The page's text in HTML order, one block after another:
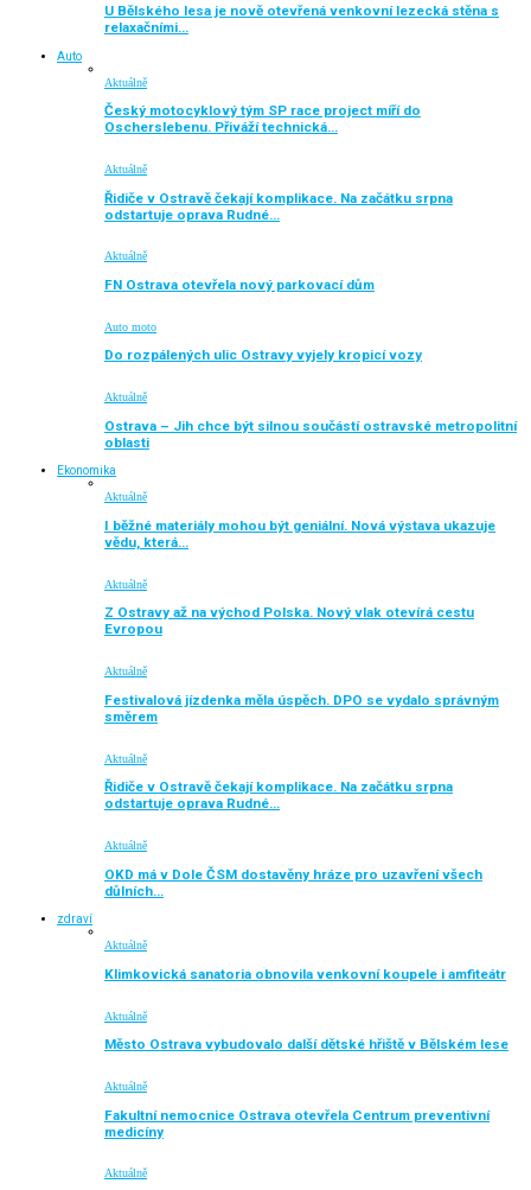
U Bělského lesa je nově otevřená venkovní lezecká stěna s
relaxačními…
Auto
Aktuálně
Český motocyklový tým SP race project míří do
Oscherslebenu. Přiváží technická…
Aktuálně
Řidiče v Ostravě čekají komplikace. Na začátku srpna
odstartuje oprava Rudné…
Aktuálně
FN Ostrava otevřela nový parkovací dům
Auto moto
Do rozpálených ulic Ostravy vyjely kropicí vozy
Aktuálně
Ostrava – Jih chce být silnou součástí ostravské metropolitní
oblasti
Ekonomika
Aktuálně
I běžné materiály mohou být geniální. Nová výstava ukazuje
vědu, která…
Aktuálně
Z Ostravy až na východ Polska. Nový vlak otevírá cestu
Evropou
Aktuálně
Festivalová jízdenka měla úspěch. DPO se vydalo správným
směrem
Aktuálně
Řidiče v Ostravě čekají komplikace. Na začátku srpna
odstartuje oprava Rudné…
Aktuálně
OKD má v Dole ČSM dostavěny hráze pro uzavření všech
důlních…
zdraví
Aktuálně
Klimkovická sanatoria obnovila venkovní koupele i amfiteátr
Aktuálně
Město Ostrava vybudovalo další dětské hřiště v Bělském lese
Aktuálně
Fakultní nemocnice Ostrava otevřela Centrum preventivní
medicíny
Aktuálně